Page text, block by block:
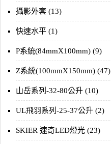
攝影外套 (13)
快速水平 (1)
P系統(84mmX100mm) (9)
Z系統(100mmX150mm) (47)
山岳系列-32-80公升 (10)
UL飛羽系列-25-37公升 (2)
SKIER 速奇LED燈光 (23)